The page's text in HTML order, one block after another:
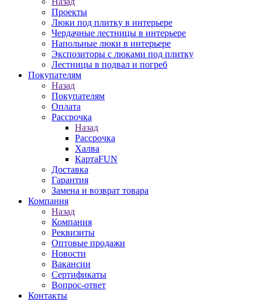
Проекты
Люки под плитку в интерьере
Чердачные лестницы в интерьере
Напольные люки в интерьере
Экспозиторы с люками под плитку
Лестницы в подвал и погреб
Покупателям
Назад
Покупателям
Оплата
Рассрочка
Назад
Рассрочка
Халва
КартаFUN
Доставка
Гарантия
Замена и возврат товара
Компания
Назад
Компания
Реквизиты
Оптовые продажи
Новости
Вакансии
Сертификаты
Вопрос-ответ
Контакты